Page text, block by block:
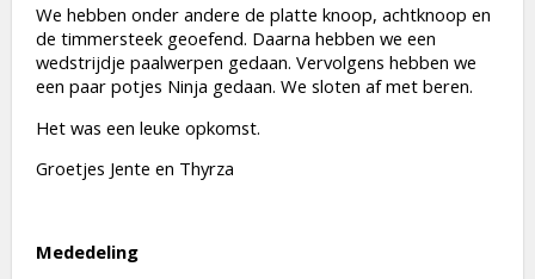
We hebben onder andere de platte knoop, achtknoop en
de timmersteek geoefend. Daarna hebben we een
wedstrijdje paalwerpen gedaan. Vervolgens hebben we
een paar potjes Ninja gedaan. We sloten af met beren.
Het was een leuke opkomst.
Groetjes Jente en Thyrza
Mededeling